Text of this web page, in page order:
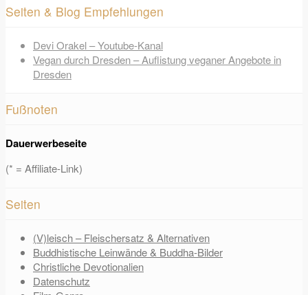
Seiten & Blog Empfehlungen
Devi Orakel – Youtube-Kanal
Vegan durch Dresden – Auflistung veganer Angebote in
Dresden
Fußnoten
Dauerwerbeseite
(* = Affiliate-Link)
Seiten
(V)leisch – Fleischersatz & Alternativen
Buddhistische Leinwände & Buddha-Bilder
Christliche Devotionalien
Datenschutz